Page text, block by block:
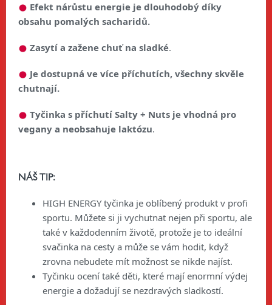
Efekt nárůstu energie je dlouhodobý díky
obsahu pomalých sacharidů.
Zasytí a zažene chuť na sladké.
Je dostupná ve více příchutích, všechny skvěle
chutnají.
Tyčinka s příchutí Salty + Nuts je vhodná pro
vegany a neobsahuje laktózu.
NÁŠ TIP:
HIGH ENERGY tyčinka je oblíbený produkt v profi
sportu. Můžete si ji vychutnat nejen při sportu, ale
také v každodenním životě, protože je to ideální
svačinka na cesty a může se vám hodit, když
zrovna nebudete mít možnost se nikde najíst.
Tyčinku ocení také děti, které mají enormní výdej
energie a dožadují se nezdravých sladkostí.